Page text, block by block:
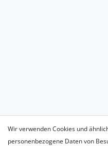
Wir verwenden Cookies und
personenbezogene Daten von